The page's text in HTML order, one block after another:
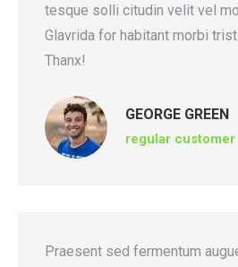
GEORGE GREEN
regular customer
tesque solli citudin velit vel
Glavrida for habitant morbi
Thanx!
Praesent sed fermentum